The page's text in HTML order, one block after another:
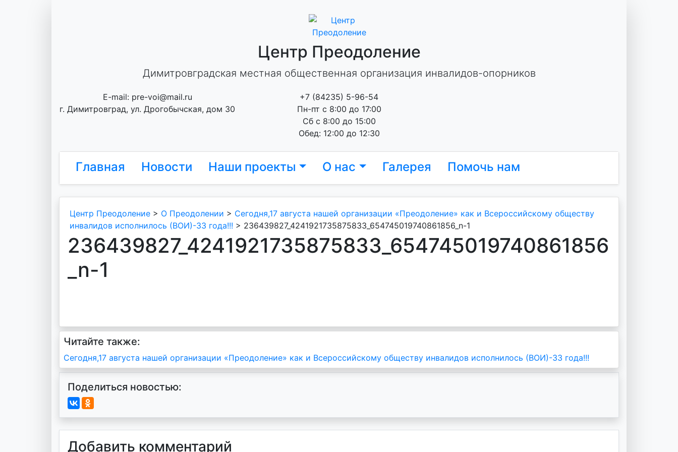
Центр Преодоление
Димитровградская местная общественная организация инвалидов-опорников
E-mail: pre-voi@mail.ru
г. Димитровград, ул. Дрогобычская, дом 30
+7 (84235) 5-96-54
Пн-пт с 8:00 до 17:00
Сб с 8:00 до 15:00
Обед: 12:00 до 12:30
Главная Новости Наши проекты О нас Галерея Помочь нам
Центр Преодоление > О Преодолении > Сегодня,17 августа нашей организации «Преодоление» как и Всероссийскому обществу
инвалидов исполнилось (ВОИ)-33 года!!! > 236439827_4241921735875833_654745019740861856_n-1
236439827_4241921735875833_654745019740861856
_n-1
Читайте также:
Навигация
по
записям
Сегодня,17 августа нашей организации «Преодоление» как и Всероссийскому обществу инвалидов исполнилось (ВОИ)-33 года!!!
Поделиться новостью:
Добавить комментарий